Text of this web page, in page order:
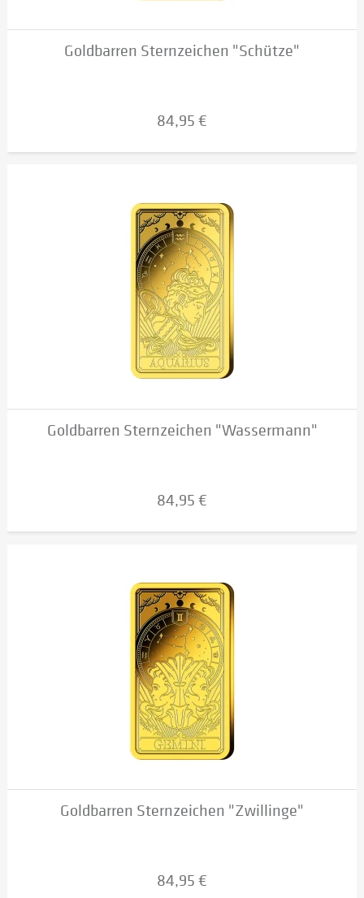
Goldbarren Sternzeichen "Schütze"
84,95 €
Goldbarren Sternzeichen "Wassermann"
84,95 €
Goldbarren Sternzeichen "Zwillinge"
84,95 €